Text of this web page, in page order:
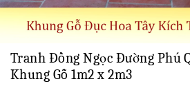
Tranh Đồng Ngọc Đường Phú
Khung Gỗ 1m2 x 2m3